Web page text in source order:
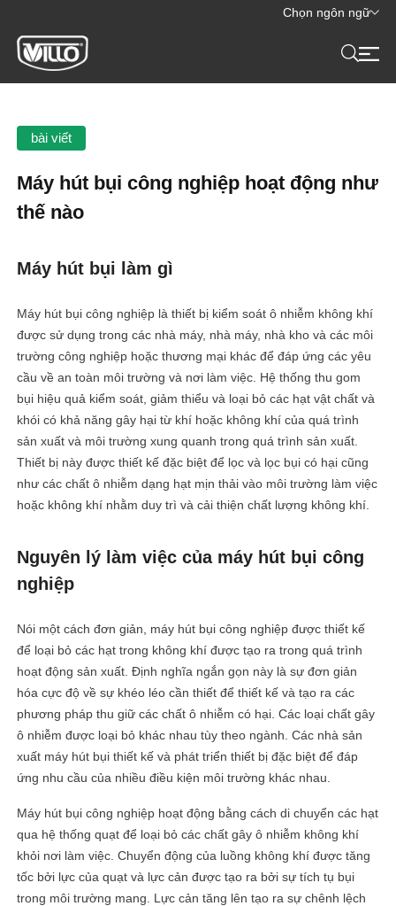
Chọn ngôn ngữ
bài viết
Máy hút bụi công nghiệp hoạt động như
thế nào
Máy hút bụi làm gì
Máy hút bụi công nghiệp là thiết bị kiểm soát ô nhiễm không khí
được sử dụng trong các nhà máy, nhà máy, nhà kho và các môi
trường công nghiệp hoặc thương mại khác để đáp ứng các yêu
cầu về an toàn môi trường và nơi làm việc. Hệ thống thu gom
bụi hiệu quả kiểm soát, giảm thiểu và loại bỏ các hạt vật chất và
khói có khả năng gây hại từ khí hoặc không khí của quá trình
sản xuất và môi trường xung quanh trong quá trình sản xuất.
Thiết bị này được thiết kế đặc biệt để lọc và lọc bụi có hại cũng
như các chất ô nhiễm dạng hạt mịn thải vào môi trường làm việc
hoặc không khí nhằm duy trì và cải thiện chất lượng không khí.
Nguyên lý làm việc của máy hút bụi công
nghiệp
Nói một cách đơn giản, máy hút bụi công nghiệp được thiết kế
để loại bỏ các hạt trong không khí được tạo ra trong quá trình
hoạt động sản xuất. Định nghĩa ngắn gọn này là sự đơn giản
hóa cực độ về sự khéo léo cần thiết để thiết kế và tạo ra các
phương pháp thu giữ các chất ô nhiễm có hại. Các loại chất gây
ô nhiễm được loại bỏ khác nhau tùy theo ngành. Các nhà sản
xuất máy hút bụi thiết kế và phát triển thiết bị đặc biệt để đáp
ứng nhu cầu của nhiều điều kiện môi trường khác nhau.
Máy hút bụi công nghiệp hoạt động bằng cách di chuyển các hạt
qua hệ thống quạt để loại bỏ các chất gây ô nhiễm không khí
khỏi nơi làm việc. Chuyển động của luồng không khí được tăng
tốc bởi lực của quạt và lực cản được tạo ra bởi sự tích tụ bụi
trong môi trường mang. Lực cản tăng lên tạo ra sự chênh lệch